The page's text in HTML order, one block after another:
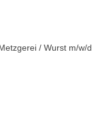
/ Wurst m/w/d